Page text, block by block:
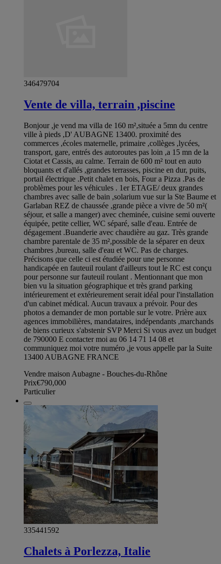
346479704
Vente de villa, terrain ,piscine
Bonjour ,je vend ma villa de 160 m²,située a 5mn du centre
ville à pieds ,D' AUBAGNE 13400. proximité des
commerces ,écoles maternelle, primaire ,collèges ,lycées,
transport, gare, entrés des autoroutes pas loin ,a 15 mn de la
Ciotat et Cassis, au calme. Terrain de 600 m² tout en auto
bloquants et d'allés ,grandes terrasses, piscine en dur, puits,
portail électrique .Petit chalet en bois, Four a Pizza .Pas de
problèmes pour les véhicules . 1er ETAGE/ deux grandes
chambres avec salle de bain ,solarium vue sur la Ste Baume et
Garlaban REZ de chaussée ,grande pièce a vivre de 50 m²(
séjour, et salle a manger) avec cheminée, cuisine semi ouverte
équipée, petite cellier, WC séparé, salle d'eau. Entrée de
dégagement .Buanderie avec chaudière au gaz. Très grande
chambre parentale de 35 m²,possible de la séparer en deux
chambres ,bureau, salle d'eau et WC. Pas de charges.
Précisons que celle ci est étudiée pour une personne
handicapée en fauteuil roulant d'ailleurs tout le RC est conçu
pour personne sur fauteuil roulant . Mentionnant que mon
bien vu la situation géographique et très grand parking
intérieurement et extérieurement serait idéal pour l'installation
d'un cabinet médical. Aucun travaux a prévoir. Pour des
photos a demander de mon portable sur le votre. Prière aux
agences immobilières, mandataires, indépendants ,marchands
de biens curieux s'abstenir SVP Merci Si vous avez un budget
de 790000 E contacter moi au 06 14 71 14 08 et
communiquez moi votre numéro ,je vous appelle par la Suite
13400 AUBAGNE FRANCE
Vendre maison Aubagne - Bouches-du-Rhône
Prix€790,000
Particulier
335441592
Chalets à Porlezza, Italie